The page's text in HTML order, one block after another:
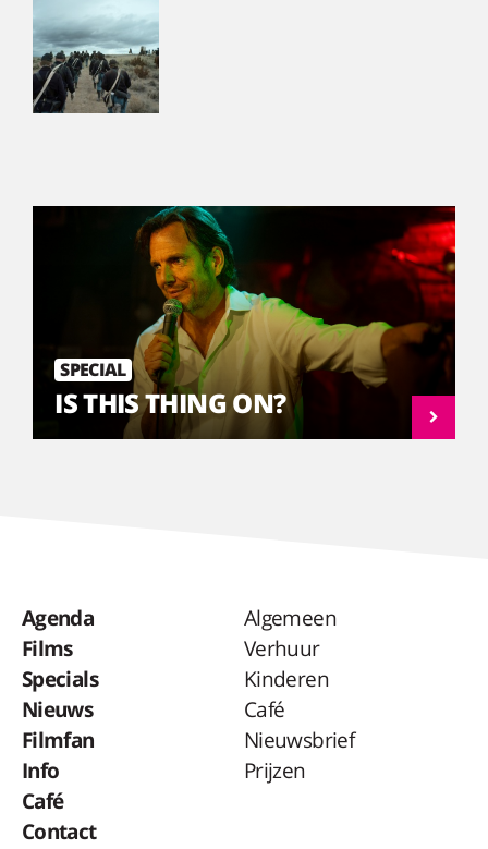
SPECIAL
IS THIS THING ON?
Agenda
Films
Specials
Nieuws
Filmfan
Info
Café
Contact
Algemeen
Verhuur
Kinderen
Café
Nieuwsbrief
Prijzen